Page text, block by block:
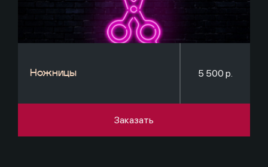
Ножницы 5 500 р.
Заказать